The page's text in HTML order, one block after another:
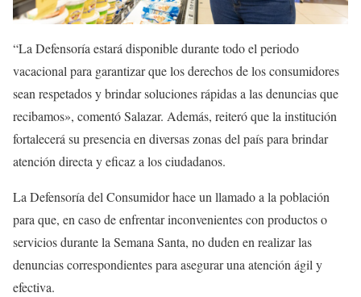
“La Defensoría estará disponible durante todo el periodo
vacacional para garantizar que los derechos de los consumidores
sean respetados y brindar soluciones rápidas a las denuncias que
recibamos», comentó Salazar. Además, reiteró que la institución
fortalecerá su presencia en diversas zonas del país para brindar
atención directa y eficaz a los ciudadanos.
La Defensoría del Consumidor hace un llamado a la población
para que, en caso de enfrentar inconvenientes con productos o
servicios durante la Semana Santa, no duden en realizar las
denuncias correspondientes para asegurar una atención ágil y
efectiva.